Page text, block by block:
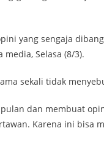
yang sengaja
media, Selasa (8/3).
sekali tidak
dan membuat
Karena ini bisa